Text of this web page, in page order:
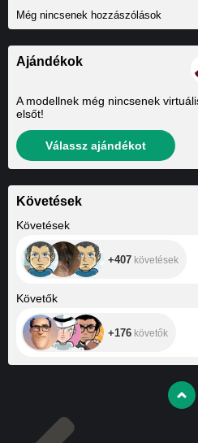
Még nincsenek hozzászólások
Ajándékok
A modellnek még nincsenek
elsőt!
Válassz ajándékot
Követések
Követések
+407 követések
Követők
+176 követők